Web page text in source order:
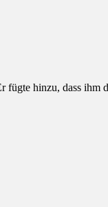
hinzu, dass